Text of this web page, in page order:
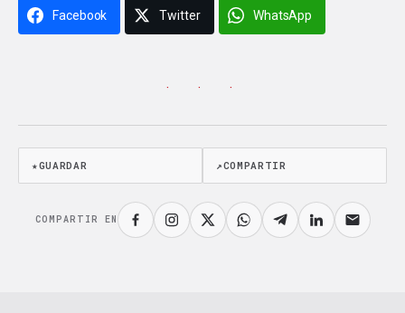
Facebook Twitter WhatsApp
· · ·
★GUARDAR ↗COMPARTIR
COMPARTIR EN